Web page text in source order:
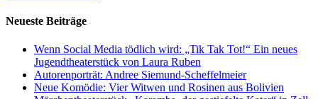
Neueste Beiträge
Wenn Social Media tödlich wird: „Tik Tak Tot!“ Ein neues
Jugendtheaterstück von Laura Ruben
Autorenporträt: Andree Siemund-Scheffelmeier
Neue Komödie: Vier Witwen und Rosinen aus Bolivien